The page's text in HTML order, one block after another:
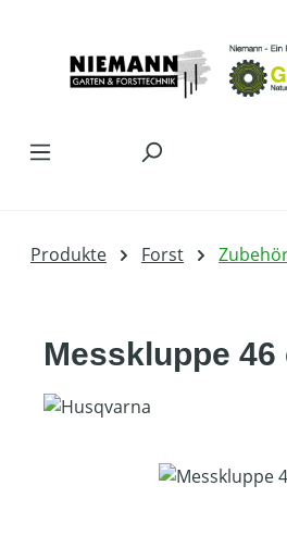
Produkte Forst
Messkluppe 46
Bildergalerie überspringen